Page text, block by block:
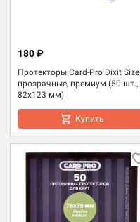
Протекторы Card-Pro Dixit Size
прозрачные, премиум (50 шт.,
82x123 мм)
180 ₽
Купить